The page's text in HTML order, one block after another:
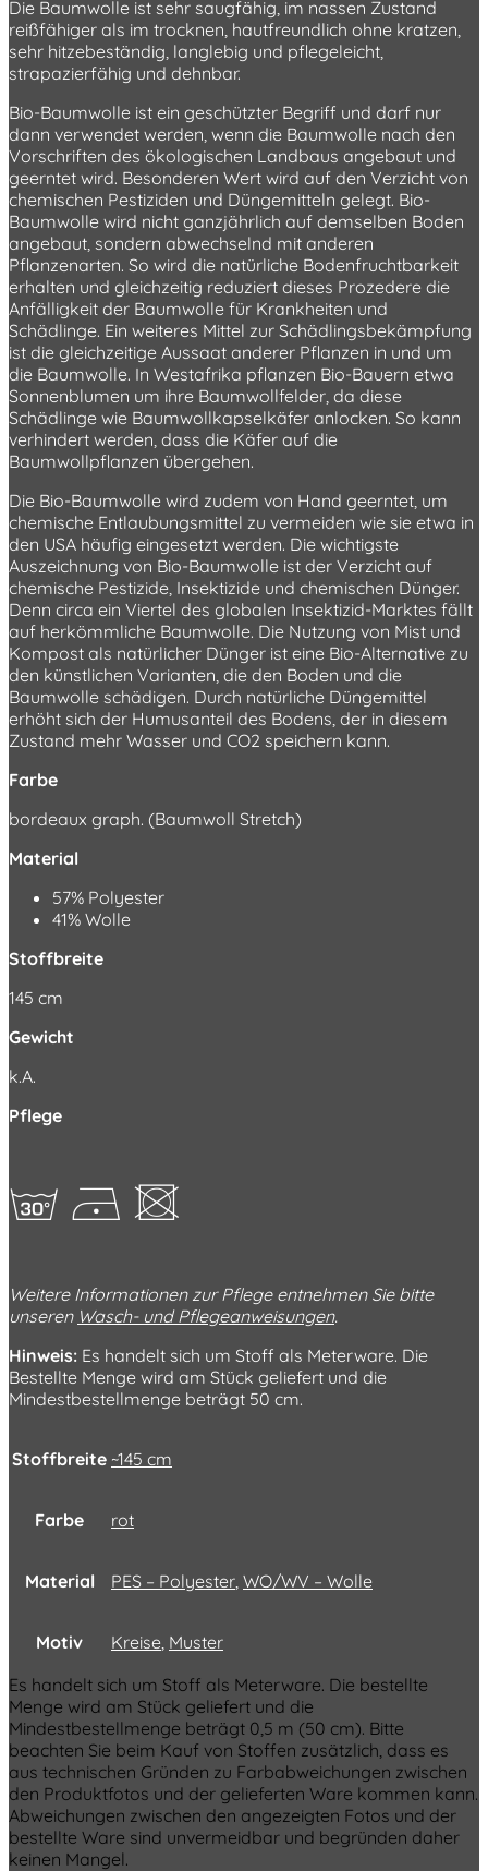
Die Baumwolle ist sehr saugfähig, im nassen Zustand
reißfähiger als im trocknen, hautfreundlich ohne kratzen,
sehr hitzebeständig, langlebig und pflegeleicht,
strapazierfähig und dehnbar.
Bio-Baumwolle ist ein geschützter Begriff und darf nur
dann verwendet werden, wenn die Baumwolle nach den
Vorschriften des ökologischen Landbaus angebaut und
geerntet wird. Besonderen Wert wird auf den Verzicht von
chemischen Pestiziden und Düngemitteln gelegt. Bio-
Baumwolle wird nicht ganzjährlich auf demselben Boden
angebaut, sondern abwechselnd mit anderen
Pflanzenarten. So wird die natürliche Bodenfruchtbarkeit
erhalten und gleichzeitig reduziert dieses Prozedere die
Anfälligkeit der Baumwolle für Krankheiten und
Schädlinge. Ein weiteres Mittel zur Schädlingsbekämpfung
ist die gleichzeitige Aussaat anderer Pflanzen in und um
die Baumwolle. In Westafrika pflanzen Bio-Bauern etwa
Sonnenblumen um ihre Baumwollfelder, da diese
Schädlinge wie Baumwollkapselkäfer anlocken. So kann
verhindert werden, dass die Käfer auf die
Baumwollpflanzen übergehen.
Die Bio-Baumwolle wird zudem von Hand geerntet, um
chemische Entlaubungsmittel zu vermeiden wie sie etwa in
den USA häufig eingesetzt werden. Die wichtigste
Auszeichnung von Bio-Baumwolle ist der Verzicht auf
chemische Pestizide, Insektizide und chemischen Dünger.
Denn circa ein Viertel des globalen Insektizid-Marktes fällt
auf herkömmliche Baumwolle. Die Nutzung von Mist und
Kompost als natürlicher Dünger ist eine Bio-Alternative zu
den künstlichen Varianten, die den Boden und die
Baumwolle schädigen. Durch natürliche Düngemittel
erhöht sich der Humusanteil des Bodens, der in diesem
Zustand mehr Wasser und CO2 speichern kann.
Farbe
bordeaux graph. (Baumwoll Stretch)
Material
57% Polyester
41% Wolle
Stoffbreite
145 cm
Gewicht
k.A.
Pflege
gDU
Weitere Informationen zur Pflege entnehmen Sie bitte
unseren Wasch- und Pflegeanweisungen.
Hinweis: Es handelt sich um Stoff als Meterware. Die
Bestellte Menge wird am Stück geliefert und die
Mindestbestellmenge beträgt 50 cm.
Stoffbreite ~145 cm
Farbe rot
Material PES – Polyester WO/WV – Wolle
Motiv Kreise Muster
Es handelt sich um Stoff als Meterware. Die bestellte
Menge wird am Stück geliefert und die
Mindestbestellmenge beträgt 0,5 m (50 cm). Bitte
beachten Sie beim Kauf von Stoffen zusätzlich, dass es
aus technischen Gründen zu Farbabweichungen zwischen
den Produktfotos und der gelieferten Ware kommen kann.
Abweichungen zwischen den angezeigten Fotos und der
bestellte Ware sind unvermeidbar und begründen daher
keinen Mangel.